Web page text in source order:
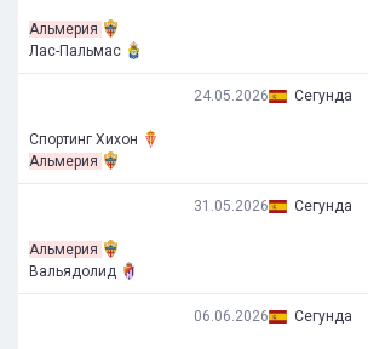
Альмерия
Лас-Пальмас
24.05.2026 Сегунда
Спортинг Хихон
Альмерия
31.05.2026 Сегунда
Альмерия
Вальядолид
06.06.2026 Сегунда